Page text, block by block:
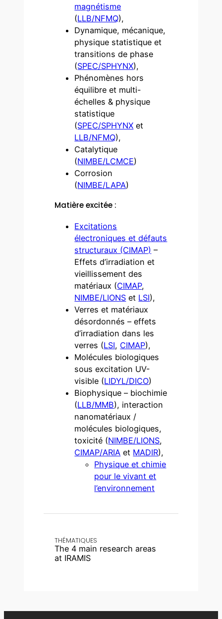
THÉMATIQUES
The 4 main research areas
at IRAMIS
magnétisme
(LLB/NFMQ),
Dynamique, mécanique,
physique statistique et
transitions de phase
(SPEC/SPHYNX),
Phénomènes hors
équilibre et multi-
échelles & physique
statistique
(SPEC/SPHYNX et
LLB/NFMQ),
Catalytique
(NIMBE/LCMCE)
Corrosion
(NIMBE/LAPA)
Matière excitée :
Excitations
électroniques et défauts
structuraux (CIMAP) –
Effets d’irradiation et
vieillissement des
matériaux (CIMAP,
NIMBE/LIONS et LSI),
Verres et matériaux
désordonnés – effets
d’irradiation dans les
verres (LSI, CIMAP),
Molécules biologiques
sous excitation UV-
visible (LIDYL/DICO)
Biophysique – biochimie
(LLB/MMB), interaction
nanomatériaux /
molécules biologiques,
toxicité (NIMBE/LIONS,
CIMAP/ARIA et MADIR),
Physique et chimie
pour le vivant et
l’environnement